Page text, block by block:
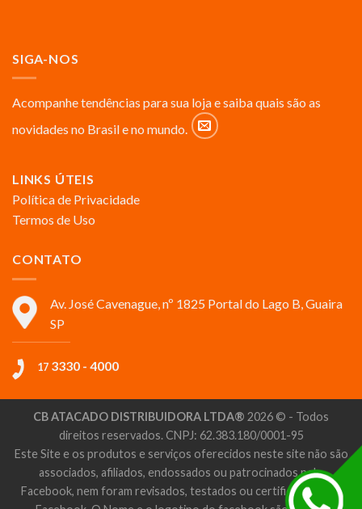
SIGA-NOS
Acompanhe tendências para sua loja e saiba quais são as
novidades no Brasil e no mundo.
LINKS ÚTEIS
Política de Privacidade
Termos de Uso
CONTATO
Av. José Cavenague, nº 1825 Portal do Lago B, Guaira
SP
17 3330 - 4000
CB ATACADO DISTRIBUIDORA LTDA® 2026 © - Todos
direitos reservados. CNPJ: 62.383.180/0001-95
Este Site e os produtos e serviços oferecidos neste site não são
associados, afiliados, endossados ou patrocinados pelo
Facebook, nem foram revisados, testados ou certificados pelo